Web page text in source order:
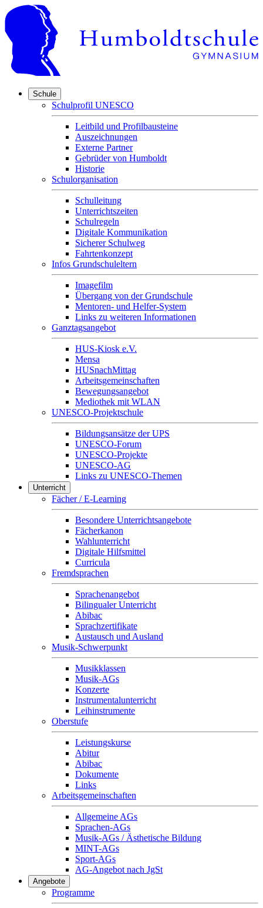
Schule
Schulprofil UNESCO
Leitbild und Profilbausteine
Auszeichnungen
Externe Partner
Gebrüder von Humboldt
Historie
Schulorganisation
Schulleitung
Unterrichtszeiten
Schulregeln
Digitale Kommunikation
Sicherer Schulweg
Fahrtenkonzept
Infos Grundschuleltern
Imagefilm
Übergang von der Grundschule
Mentoren- und Helfer-System
Links zu weiteren Informationen
Ganztagsangebot
HUS-Kiosk e.V.
Mensa
HUSnachMittag
Arbeitsgemeinschaften
Bewegungsangebot
Mediothek mit WLAN
UNESCO-Projektschule
Bildungsansätze der UPS
UNESCO-Forum
UNESCO-Projekte
UNESCO-AG
Links zu UNESCO-Themen
Unterricht
Fächer / E-Learning
Besondere Unterrichtsangebote
Fächerkanon
Wahlunterricht
Digitale Hilfsmittel
Curricula
Fremdsprachen
Sprachenangebot
Bilingualer Unterricht
Abibac
Sprachzertifikate
Austausch und Ausland
Musik-Schwerpunkt
Musikklassen
Musik-AGs
Konzerte
Instrumentalunterricht
Leihinstrumente
Oberstufe
Leistungskurse
Abitur
Abibac
Dokumente
Links
Arbeitsgemeinschaften
Allgemeine AGs
Sprachen-AGs
Musik-AGs / Ästhetische Bildung
MINT-AGs
Sport-AGs
AG-Angebot nach JgSt
Angebote
Programme